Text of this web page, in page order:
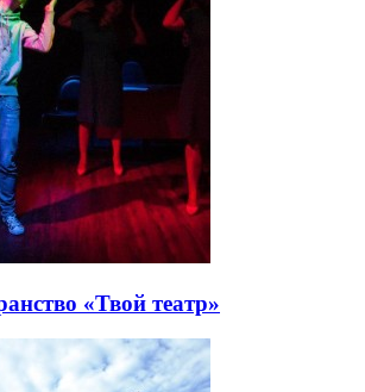
«Твой театр»